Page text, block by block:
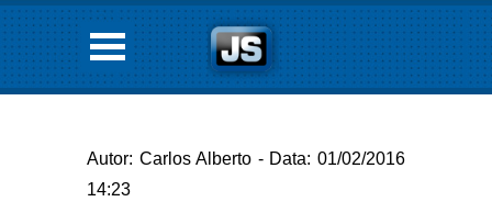
Autor: Carlos Alberto - Data: 01/02/2016
14:23